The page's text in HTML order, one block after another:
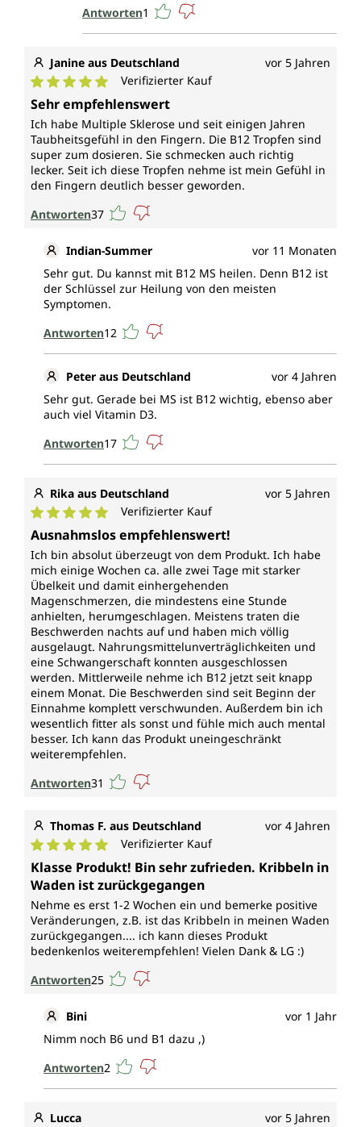
Antworten1
Janine aus Deutschland vor 5 Jahren
Durchschnittliche Bewertung von 5 von 5 Sternen
Verifizierter Kauf
Sehr empfehlenswert
Ich habe Multiple Sklerose und seit einigen Jahren
Taubheitsgefühl in den Fingern. Die B12 Tropfen sind
super zum dosieren. Sie schmecken auch richtig
lecker. Seit ich diese Tropfen nehme ist mein Gefühl in
den Fingern deutlich besser geworden.
Antworten37
Indian-Summer
vor 11 Monaten
Sehr gut. Du kannst mit B12 MS heilen. Denn B12 ist
der Schlüssel zur Heilung von den meisten
Symptomen.
Antworten12
Peter aus Deutschland
vor 4 Jahren
Sehr gut. Gerade bei MS ist B12 wichtig, ebenso aber
auch viel Vitamin D3.
Antworten17
Rika aus Deutschland vor 5 Jahren
Durchschnittliche Bewertung von 5 von 5 Sternen
Verifizierter Kauf
Ausnahmslos empfehlenswert!
Ich bin absolut überzeugt von dem Produkt. Ich habe
mich einige Wochen ca. alle zwei Tage mit starker
Übelkeit und damit einhergehenden
Magenschmerzen, die mindestens eine Stunde
anhielten, herumgeschlagen. Meistens traten die
Beschwerden nachts auf und haben mich völlig
ausgelaugt. Nahrungsmittelunverträglichkeiten und
eine Schwangerschaft konnten ausgeschlossen
werden. Mittlerweile nehme ich B12 jetzt seit knapp
einem Monat. Die Beschwerden sind seit Beginn der
Einnahme komplett verschwunden. Außerdem bin ich
wesentlich fitter als sonst und fühle mich auch mental
besser. Ich kann das Produkt uneingeschränkt
weiterempfehlen.
Antworten31
Thomas F. aus Deutschland vor 4 Jahren
Durchschnittliche Bewertung von 5 von 5 Sternen
Verifizierter Kauf
Klasse Produkt! Bin sehr zufrieden. Kribbeln in
Waden ist zurückgegangen
Nehme es erst 1-2 Wochen ein und bemerke positive
Veränderungen, z.B. ist das Kribbeln in meinen Waden
zurückgegangen.... ich kann dieses Produkt
bedenkenlos weiterempfehlen! Vielen Dank & LG :)
Antworten25
Bini
vor 1 Jahr
Nimm noch B6 und B1 dazu ,)
Antworten2
Lucca vor 5 Jahren